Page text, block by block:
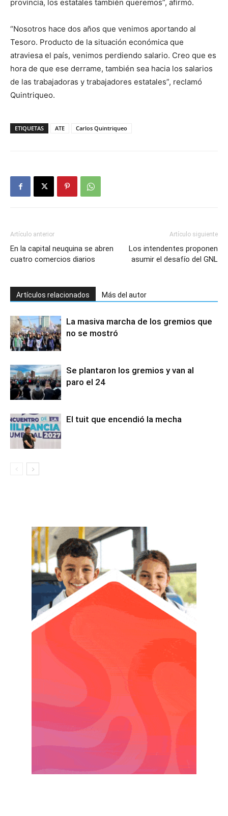
provincia, los estatales también queremos”, afirmó.
“Nosotros hace dos años que venimos aportando al
Tesoro. Producto de la situación económica que
atraviesa el país, venimos perdiendo salario. Creo que es
hora de que ese derrame, también sea hacia los salarios
de las trabajadoras y trabajadores estatales”, reclamó
Quintriqueo.
ETIQUETAS ATE Carlos Quintriqueo
Artículo anterior
En la capital neuquina se abren
cuatro comercios diarios
Artículo siguiente
Los intendentes proponen
asumir el desafío del GNL
Artículos relacionados Más del autor
La masiva marcha de los gremios que
no se mostró
Se plantaron los gremios y van al
paro el 24
El tuit que encendió la mecha